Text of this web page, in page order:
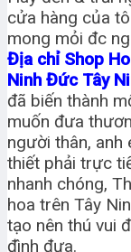
cửa hàng của
mong mỏi đc
Địa chỉ Shop
Ninh Đức Tây
đã biến thành
muốn đưa
người thân, anh
thiết phải trực
nhanh chóng,
hoa trên Tây
tạo nên thú vui
đình đưa.